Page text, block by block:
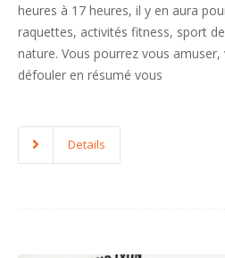
heures à 17 heures, il y en aura
raquettes, activités fitness, sport
nature. Vous pourrez vous
défouler en résumé vous
Details